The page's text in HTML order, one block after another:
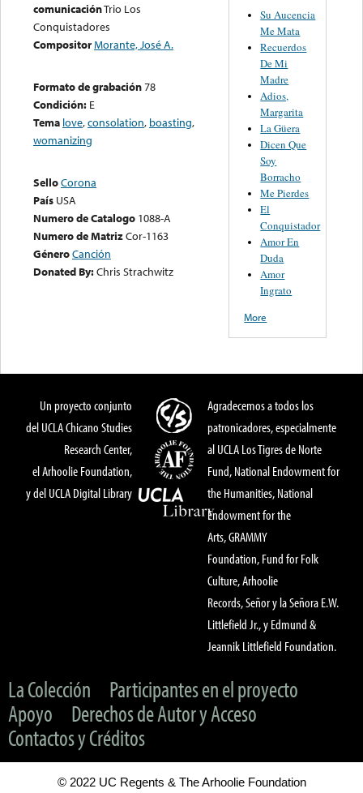
comunicaciónTrio Los
Conquistadores
CompositorMorante, José A.
Formato de grabación78
Condición: E
Tema love,consolation, boasting,
womanizing
SelloCorona
País USA
Numero de Catalogo 1088-A
Numero de MatrizCor-1163
GéneroCanción
Donated By:Chris Strachwitz
Su Aucencia
Me Mata
Recuerdos
De Mi
Madre
Adios,
Margarita
La Güera
Dicen Que
Soy
Borracho
Me Pierdes
El
Conquistador
Amor En
Duda
Amor
Ingrato
More
Un proyecto conjunto
del UCLA Chicano Studies
Research Center,
el Arhoolie Foundation,
y del UCLA Digital Library
Agradecemos a todos los
patronicadores, especialmente
al UCLA Los Tigres de Norte
Fund, National Endowment for
the Humanities, National
Endowment for the
Arts, GRAMMY
Foundation, Fund for Folk
Culture, Arhoolie
Records, Señor y la Señora E.W.
Littlefield Jr., y Edmund &
Jeannik Littlefield Foundation.
La Colección
Participantes en el proyecto
Apoyo
Derechos de Autor y Acceso
Contactos y Créditos
© 2022 UC Regents & The Arhoolie Foundation